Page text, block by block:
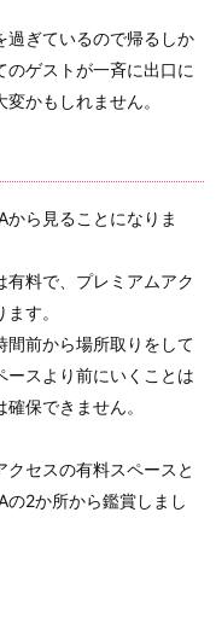
過ぎているので帰るしか
のゲストが一斉に出口に
かもしれません。
から見ることになりま
有料で、プレミアムアク
す。
間前から場所取りをして
ースより前にいくことは
保できません。
セスの有料スペースと
の2か所から鑑賞しまし